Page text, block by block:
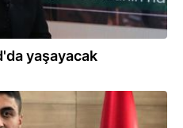
yaşayacak